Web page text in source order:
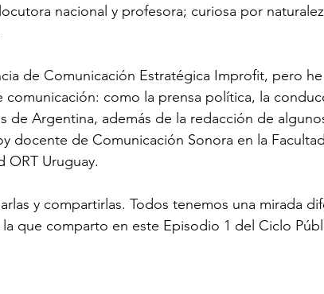
nacional y profesora; curiosa por
de Comunicación Estratégica Improfit, pero
como la prensa política, la
de Argentina, además de la redacción de
docente de Comunicación Sonora en la
ORT Uruguay.
y compartirlas. Todos tenemos una mirada
que comparto en este Episodio 1 del Ciclo